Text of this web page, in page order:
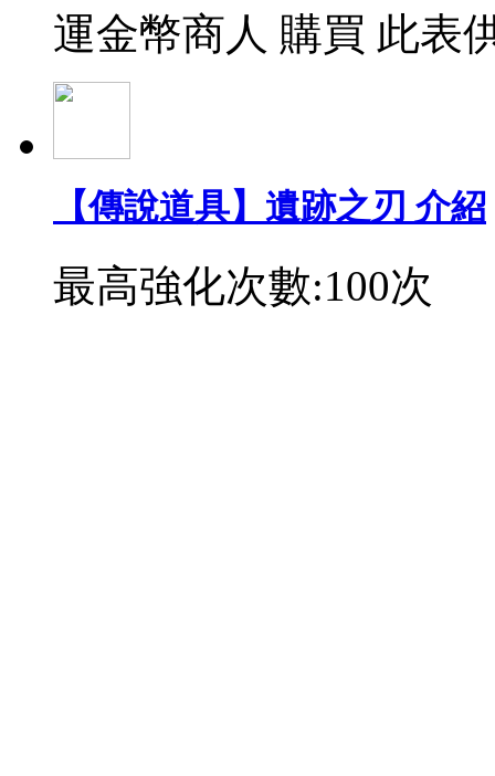
運金幣商人 購買 此表
【傳說道具】遺跡之刃 介紹
最高強化次數:100次